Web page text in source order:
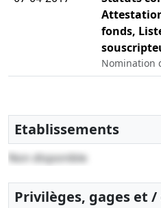
fonds,
Nomination
Etablissements
Non disponible
Privilèges, gages et